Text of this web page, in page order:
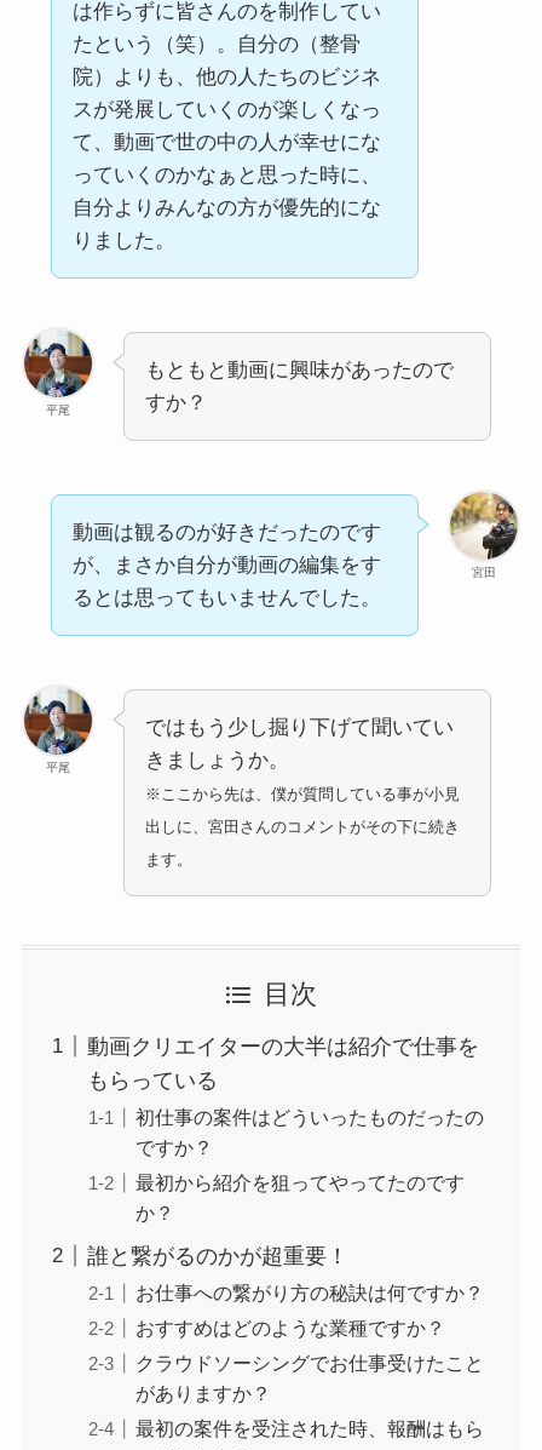
は作らずに皆さんのを制作してい
たという（笑）。自分の（整骨
院）よりも、他の人たちのビジネ
スが発展していくのが楽しくなっ
て、動画で世の中の人が幸せにな
っていくのかなぁと思った時に、
自分よりみんなの方が優先的にな
りました。
平尾
もともと動画に興味があったので
すか？
宮田
動画は観るのが好きだったのです
が、まさか自分が動画の編集をす
るとは思ってもいませんでした。
平尾
ではもう少し掘り下げて聞いてい
きましょうか。
※ここから先は、僕が質問している事が小見
出しに、宮田さんのコメントがその下に続き
ます。
目次
動画クリエイターの大半は紹介で仕事を
もらっている
初仕事の案件はどういったものだったの
ですか？
最初から紹介を狙ってやってたのです
か？
誰と繋がるのかが超重要！
お仕事への繋がり方の秘訣は何ですか？
おすすめはどのような業種ですか？
クラウドソーシングでお仕事受けたこと
がありますか？
最初の案件を受注された時、報酬はもら